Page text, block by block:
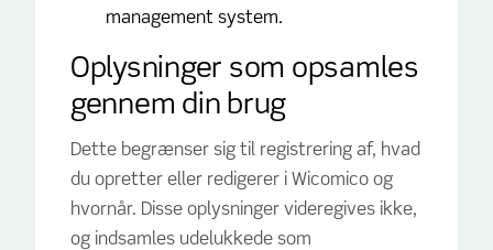
management system.
Oplysninger som opsamles
gennem din brug
Dette begrænser sig til registrering af, hvad
du opretter eller redigerer i Wicomico og
hvornår. Disse oplysninger videregives ikke,
og indsamles udelukkede som